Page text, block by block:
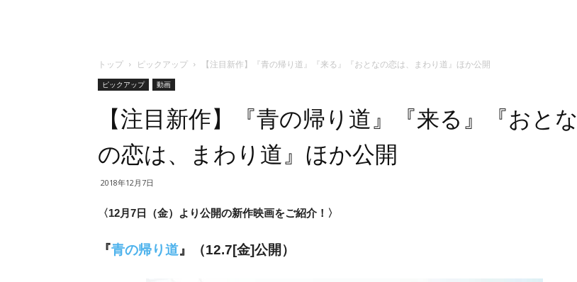
トップ ピックアップ 【注目新作】『青の帰り道』『来る』『おとなの恋は、まわり道』ほか公開
ピックアップ 動画
【注目新作】『青の帰り道』『来る』『おとな
の恋は、まわり道』ほか公開
2018年12月7日
〈12月7日（金）より公開の新作映画をご紹介！〉
『青の帰り道』（12.7[金]公開）